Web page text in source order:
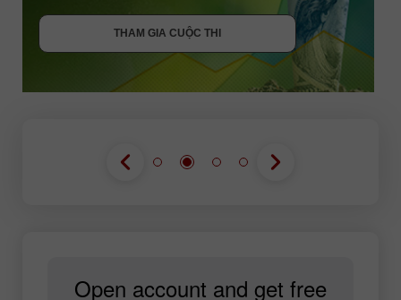
THAM GIA CUỘC THI
THAM GIA CUỘC THI
Open account and get free